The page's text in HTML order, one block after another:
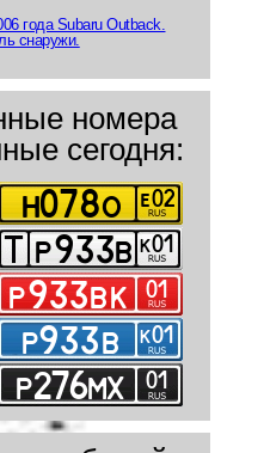
номера
сегодня: